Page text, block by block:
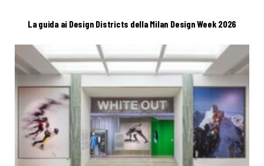
La guida ai Design Districts della Milan Design Week 2026